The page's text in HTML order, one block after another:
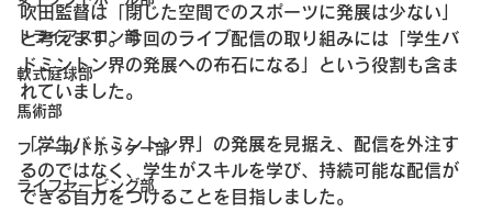
トライアスロン部
軟式庭球部
馬術部
フィールドホッケー部
ライフセービング部
吹田監督は「閉じた空間でのスポーツに発展は少ない」
と考えます。今回のライブ配信の取り組みには「学生バ
ドミントン界の発展への布石になる」という役割も含ま
れていました。
「学生バドミントン界」の発展を見据え、配信を外注す
るのではなく、学生がスキルを学び、持続可能な配信が
できる自力をつけることを目指しました。